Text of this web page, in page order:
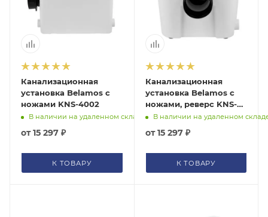
Канализационная
установка Belamos с
ножами KNS-4002
В наличии на удаленном складе
от15 297 ₽
К ТОВАРУ
Канализационная
установка Belamos с
ножами, реверс KNS-
4003
В наличии на удаленном
от15 297 ₽
К ТОВАРУ